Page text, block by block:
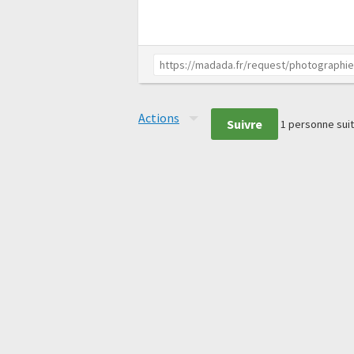
Actions Suivre 1 personne suit